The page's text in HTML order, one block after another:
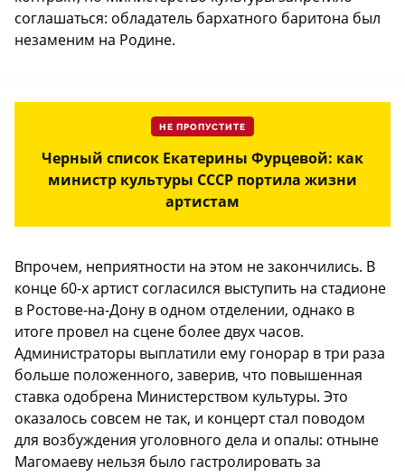
соглашаться: обладатель бархатного баритона был
незаменим на Родине.
НЕ ПРОПУСТИТЕ
Черный список Екатерины Фурцевой: как
министр культуры СССР портила жизни
артистам
Впрочем, неприятности на этом не закончились. В
конце 60-х артист согласился выступить на стадионе
в Ростове-на-Дону в одном отделении, однако в
итоге провел на сцене более двух часов.
Администраторы выплатили ему гонорар в три раза
больше положенного, заверив, что повышенная
ставка одобрена Министерством культуры. Это
оказалось совсем не так, и концерт стал поводом
для возбуждения уголовного дела и опалы: отныне
Магомаеву нельзя было гастролировать за